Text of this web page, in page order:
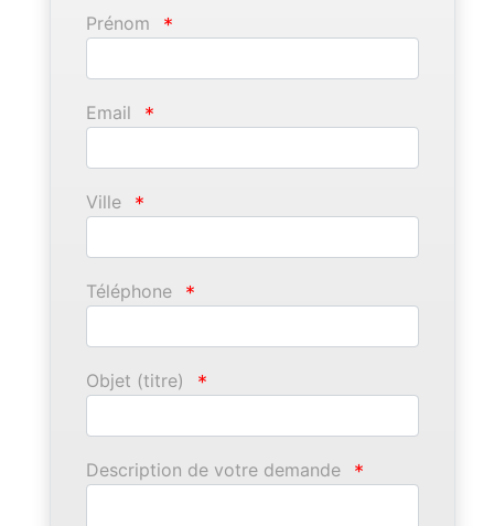
Prénom *
Email *
Ville *
Téléphone *
Objet (titre) *
Description de votre demande *